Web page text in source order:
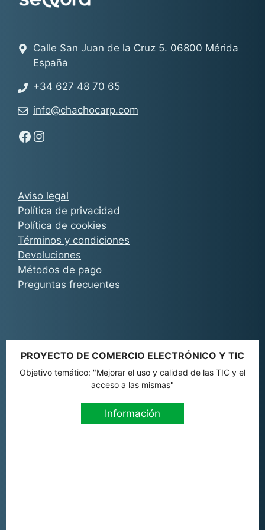
Aviso legal
Política de privacidad
Política de cookies
Términos y condiciones
Devoluciones
Métodos de pago
Preguntas frecuentes
Calle San Juan de la Cruz 5. 06800 Mérida
España
+34 627 48 70 65
info@chachocarp.com
Síguenos en Facebook - Chachocarp
Síguenos en Instagram - Chachocarp
PROYECTO DE COMERCIO ELECTRÓNICO Y TIC
Objetivo temático: "Mejorar el uso y calidad de las TIC y el
acceso a las mismas"
Información